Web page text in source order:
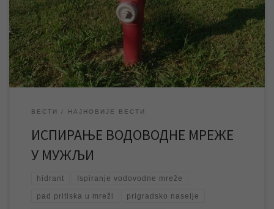
испирање водоводне мреже у Мужљи, што ће бити треће
овогодишње планско испирање мреже на територији овог
приградског насеља. У току преподневних часова, док траје
испирање мреже, постоји могућност да дође до […]
ВЕСТИ НАЈНОВИЈЕ ВЕСТИ
ИСПИРАЊЕ ВОДОВОДНЕ МРЕЖЕ
У МУЖЉИ
hidrant Ispiranje vodovodne mreže
pad pritiska u mreži prigradsko naselje